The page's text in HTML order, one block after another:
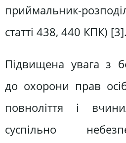
приймальник-
статті 438, 440 КПК) [3].
Підвищена увага з
до охорони прав
повноліття і
суспільно